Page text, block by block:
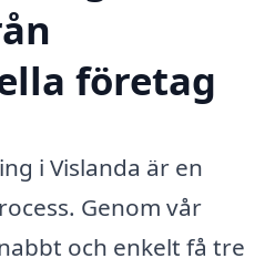
företag
i Vislanda är en
Genom vår
och enkelt få tre